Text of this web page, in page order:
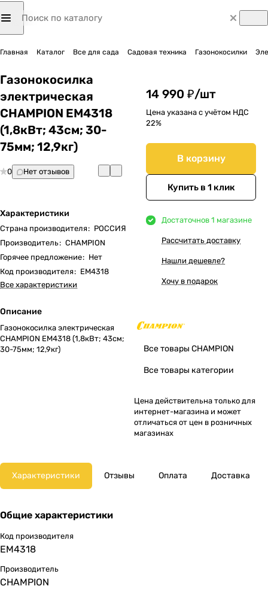
Главная Каталог Все для сада Садовая техника Газонокосилки
Газонокосилка
электрическая
CHAMPION EM4318
(1,8кВт; 43cм; 30-
75мм; 12,9кг)
0 Нет отзывов
Характеристики
Страна производителя: РОССИЯ
Производитель: CHAMPION
Горячее предложение: Нет
Код производителя: EM4318
Все характеристики
Описание
Газонокосилка электрическая
CHAMPION EM4318 (1,8кВт; 43cм;
30-75мм; 12,9кг)
14 990 ₽/шт
Цена указана с учётом НДС
22%
В корзину
Купить в 1 клик
Достаточнов 1 магазине
Рассчитать доставку
Нашли дешевле?
Хочу в подарок
Все товары CHAMPION
Все товары категории
Цена действительна только для
интернет-магазина и может
отличаться от цен в розничных
магазинах
Характеристики Отзывы Оплата Доставка
Общие характеристики
Код производителя
EM4318
Производитель
CHAMPION